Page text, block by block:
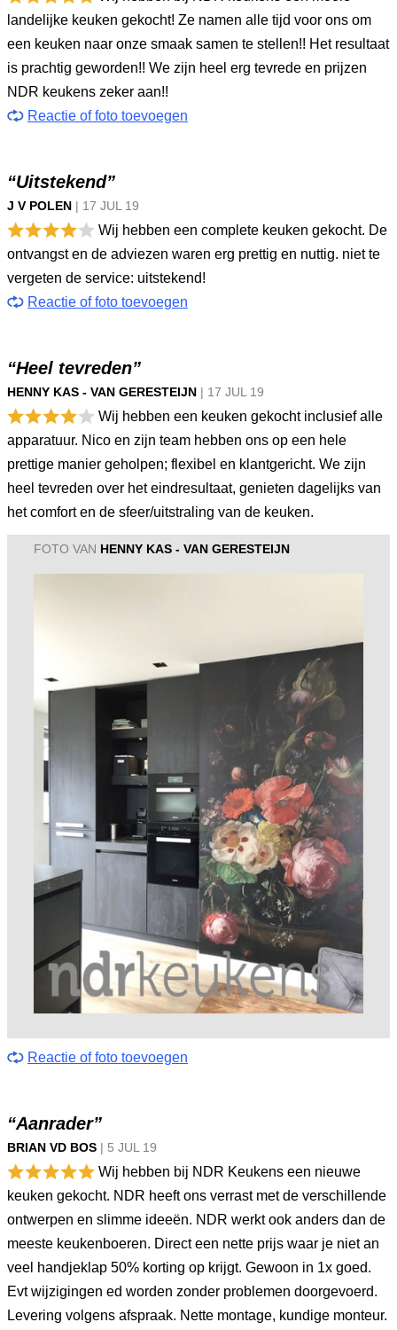
landelijke keuken gekocht! Ze namen alle tijd voor ons om
een keuken naar onze smaak samen te stellen!! Het resultaat
is prachtig geworden!! We zijn heel erg tevrede en prijzen
NDR keukens zeker aan!!
Reactie of foto toevoegen
“Uitstekend”
J V POLEN | 17 JUL 19
Wij hebben een complete keuken gekocht. De
ontvangst en de adviezen waren erg prettig en nuttig. niet te
vergeten de service: uitstekend!
Reactie of foto toevoegen
“Heel tevreden”
HENNY KAS - VAN GERESTEIJN | 17 JUL 19
Wij hebben een keuken gekocht inclusief alle
apparatuur. Nico en zijn team hebben ons op een hele
prettige manier geholpen; flexibel en klantgericht. We zijn
heel tevreden over het eindresultaat, genieten dagelijks van
het comfort en de sfeer/uitstraling van de keuken.
FOTO VAN HENNY KAS - VAN GERESTEIJN
Reactie of foto toevoegen
“Aanrader”
BRIAN VD BOS | 5 JUL 19
Wij hebben bij NDR Keukens een nieuwe
keuken gekocht. NDR heeft ons verrast met de verschillende
ontwerpen en slimme ideeën. NDR werkt ook anders dan de
meeste keukenboeren. Direct een nette prijs waar je niet an
veel handjeklap 50% korting op krijgt. Gewoon in 1x goed.
Evt wijzigingen ed worden zonder problemen doorgevoerd.
Levering volgens afspraak. Nette montage, kundige monteur.